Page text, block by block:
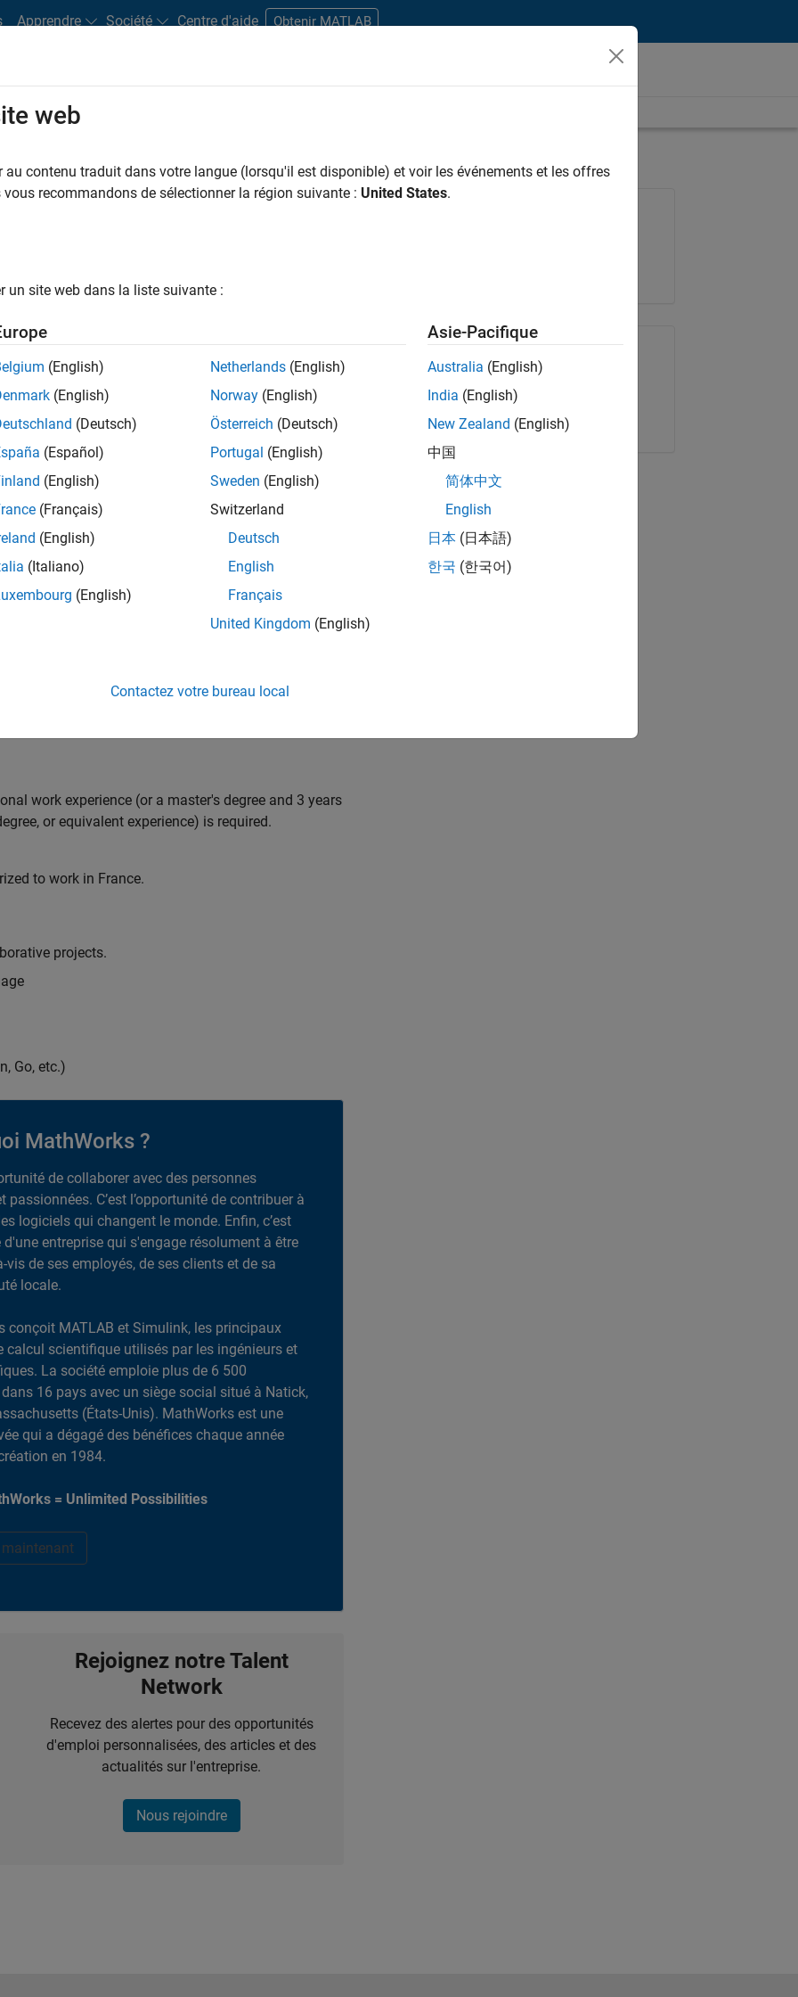
Apprendre Société Centre d'aide Obtenir MATLAB
bureaux Étudiants et carrières
Do you enjoy solving challenging problems
development to design and develop new test
suites, and conduct hands-on testing to improve
team from start to finish by influencing
and testability thereby ensuring high quality
developers throughout the design phase
automation
and effectiveness (Coverage, Code completeness)
work experience (or a master's degree and 3 years
or equivalent experience) is required.
to work in France.
projects.
Go, etc.)
MathWorks ?
de collaborer avec des personnes
passionnées. C’est l’opportunité de contribuer à
logiciels qui changent le monde. Enfin, c’est
entreprise qui s'engage résolument à être
vis de ses employés, de ses clients et de sa
locale.
conçoit MATLAB et Simulink, les principaux
calcul scientifique utilisés par les ingénieurs et
La société emploie plus de 6 500
16 pays avec un siège social situé à Natick,
(États-Unis). MathWorks est une
qui a dégagé des bénéfices chaque année
en 1984.
= Unlimited Possibilities
Rejoignez notre Talent
Network
Recevez des alertes pour des opportunités
d'emploi personnalisées, des articles et des
actualités sur l'entreprise.
Nous rejoindre
Partager le poste
Copier le lien E-mail
web
au contenu traduit dans votre langue (lorsqu'il est disponible) et voir les événements et les offres
vous recommandons de sélectionner la région suivante : United States.
un site web dans la liste suivante :
(English)
(English)
(Deutsch)
(Español)
(English)
(Français)
(English)
(Italiano)
(English)
Netherlands (English)
Norway (English)
Österreich (Deutsch)
Portugal (English)
Sweden (English)
Switzerland
Deutsch
English
Français
United Kingdom (English)
Asie-Pacifique
Australia (English)
India (English)
New Zealand (English)
中国
简体中文
English
日本 (日本語)
한국 (한국어)
Contactez votre bureau local